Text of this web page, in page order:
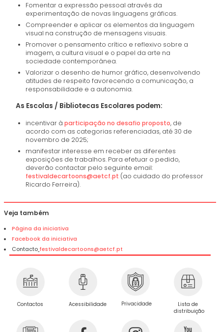
Fomentar a expressão pessoal através da
experimentação de novas linguagens gráficas.
Compreender e aplicar os elementos da linguagem
visual na construção de mensagens visuais.
Promover o pensamento crítico e reflexivo sobre a
imagem, a cultura visual e o papel da arte na
sociedade contemporânea.
Valorizar o desenho de humor gráfico, desenvolvendo
atitudes de respeito favorecendo a comunicação, a
responsabilidade e a autonomia.
As Escolas / Bibliotecas Escolares podem:
incentivar àparticipação no desafio proposto, de
acordo com as categorias referenciadas, até 30 de
novembro de 2025;
manifestar interesse em receber as diferentes
exposições de trabalhos. Para efetuar o pedido,
deverão contactar pelo seguinte email:
festivaldecartoons@aetcf.pt (ao cuidado do professor
Ricardo Ferreira).
Veja também
Página da iniciativa
Facebook da iniciativa
Contacto festivaldecartoons@aetcf.pt
Contactos Acessibilidade Privacidade
Lista de
distribuição